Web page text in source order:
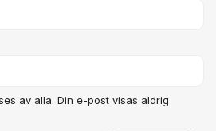
av alla. Din e-post visas aldrig